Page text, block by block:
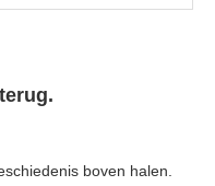
boven halen.